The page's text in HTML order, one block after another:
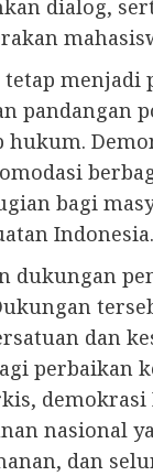
dialog,
tetap
bagi
Indonesia.
dukungan
dan
perbaikan
nasional
dan